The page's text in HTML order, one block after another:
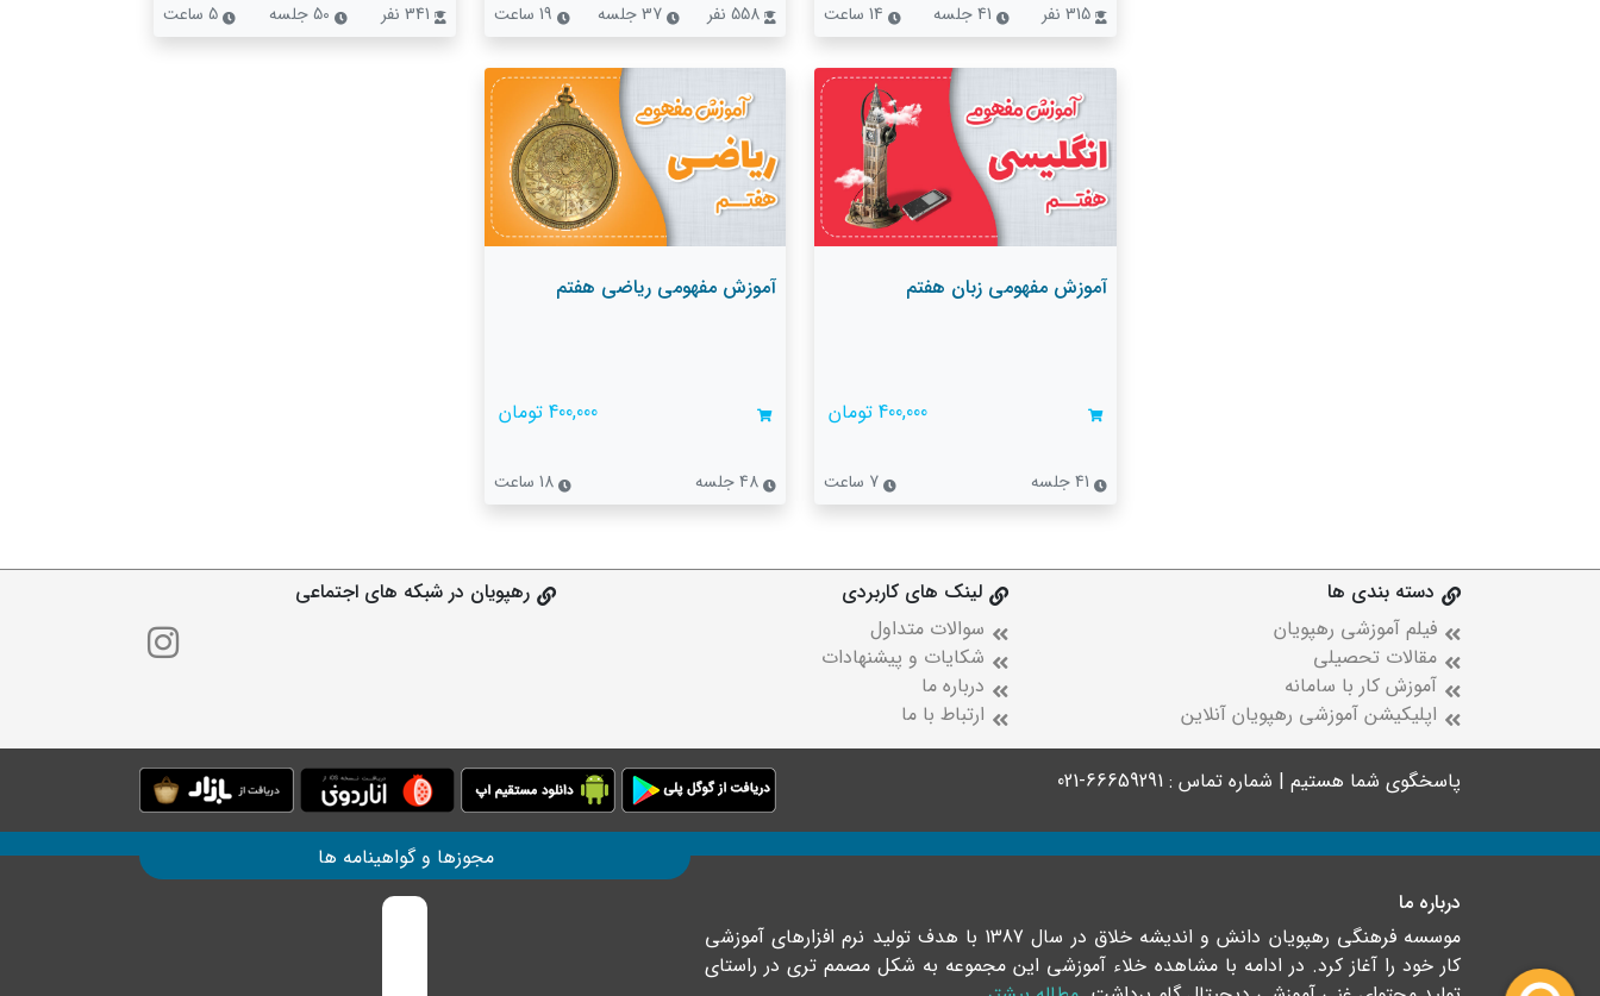
315 نفر 14 ساعت 558 نفر 37 جلسه 5 ساعت
آموزش مفهومی زبان هفتم
400,000 تومان
7 ساعت
آموزش مفهومی ریاضی هفتم
400,000 تومان
48 جلسه 18 ساعت
دسته بندی ها
فیلم آموزشی رهپویان
مقالات تحصیلی
آموزش کار با سامانه
اپلیکیشن آموزشی رهپویان آنلاین
لینک های کاربردی
سوالات متداول
شکایات و پیشنهادات
درباره ما
ارتباط با ما
رهپویان در شبکه های اجتماعی
پاسخگوی شما هستیم | شماره تماس : 66659291-021
مجوزها و گواهینامه ها
درباره ما
موسسه فرهنگی رهپویان دانش و اندیشه خلاق در سال 1387 با هدف تولید نرم افزارهای آموزشی
کار خود را آغاز کرد. در ادامه با مشاهده خلاء آموزشی این مجموعه به شکل مصمم تری در راستای